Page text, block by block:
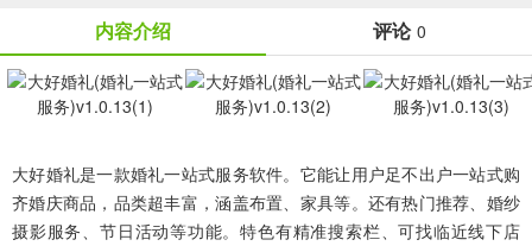
内容介绍 评论 0
大好婚礼是一款婚礼一站式服务软件。它能让用户足不出户一站式购
齐婚庆商品，品类超丰富，涵盖布置、家具等。还有热门推荐、婚纱
摄影服务、节日活动等功能。特色有精准搜索栏、可找临近线下店